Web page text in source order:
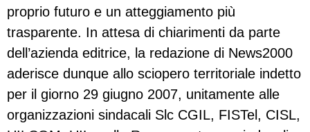
proprio futuro e un atteggiamento più
trasparente. In attesa di chiarimenti da parte
dell’azienda editrice, la redazione di News2000
aderisce dunque allo sciopero territoriale indetto
per il giorno 29 giugno 2007, unitamente alle
organizzazioni sindacali Slc CGIL, FISTel, CISL,